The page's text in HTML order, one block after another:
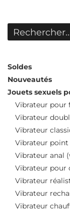
Soldes
Nouveautés
Jouets sexuels
Vibrateur pour
Vibrateur
Vibrateur
Vibrateur point
Vibrateur anal
Vibrateur pour
Vibrateur
Vibrateur
Vibrateur